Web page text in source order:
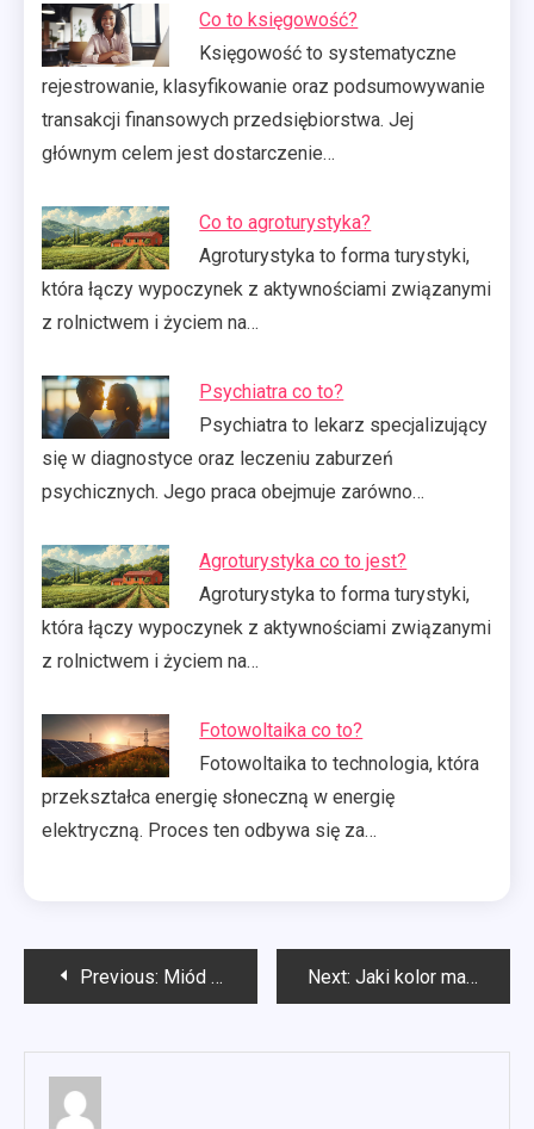
Co to księgowość?
Księgowość to systematyczne
rejestrowanie, klasyfikowanie oraz podsumowywanie
transakcji finansowych przedsiębiorstwa. Jej
głównym celem jest dostarczenie…
Co to agroturystyka?
Agroturystyka to forma turystyki,
która łączy wypoczynek z aktywnościami związanymi
z rolnictwem i życiem na…
Psychiatra co to?
Psychiatra to lekarz specjalizujący
się w diagnostyce oraz leczeniu zaburzeń
psychicznych. Jego praca obejmuje zarówno…
Agroturystyka co to jest?
Agroturystyka to forma turystyki,
która łączy wypoczynek z aktywnościami związanymi
z rolnictwem i życiem na…
Fotowoltaika co to?
Fotowoltaika to technologia, która
przekształca energię słoneczną w energię
elektryczną. Proces ten odbywa się za…
Nawigacja
Previous: Miód gryczany z czego Next: Jaki kolor ma miód rzepakowy?